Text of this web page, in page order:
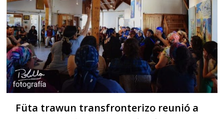
Füta trawun transfronterizo reunió a